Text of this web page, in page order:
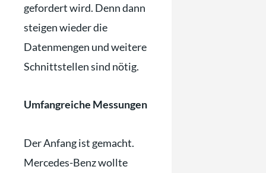
gefordert wird. Denn dann
steigen wieder die
Datenmengen und weitere
Schnittstellen sind nötig.
Umfangreiche Messungen
Der Anfang ist gemacht.
Mercedes-Benz wollte